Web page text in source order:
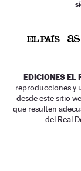
EDICIONES EL
reproducciones y
desde este sitio
que resulten
del Real